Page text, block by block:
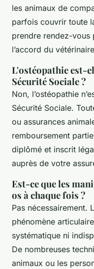
les animaux de
parfois couvrir toute
prendre rendez-vous
l’accord du
L'ostéopathie est-
Sécurité Sociale ?
Non, l’ostéopathie
Sécurité Sociale.
ou assurances
remboursement
diplômé et inscrit
auprès de votre
Est-ce que les
os à chaque fois ?
Pas nécessairement.
phénomène
systématique ni
De nombreuses
animaux ou les